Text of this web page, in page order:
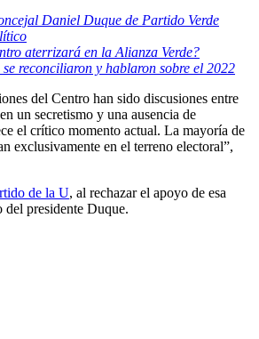
Daniel Duque de Partido Verde
aterrizará en la Alianza Verde?
reconciliaron y hablaron sobre el 2022
del Centro han sido discusiones entre
un secretismo y una ausencia de
el crítico momento actual. La mayoría de
exclusivamente en el terreno electoral”,
de la U, al rechazar el apoyo de esa
presidente Duque.